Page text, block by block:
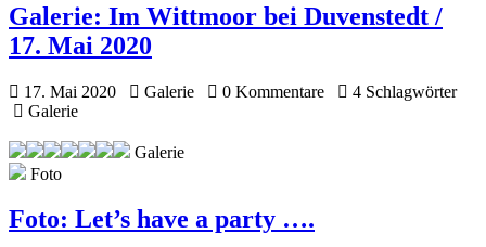
Galerie: Im Wittmoor bei Duvenstedt /
17. Mai 2020
17. Mai 2020 Galerie 0 Kommentare
4 Schlagwörter
Galerie
Galerie
Foto
Foto: Let’s have a party ….